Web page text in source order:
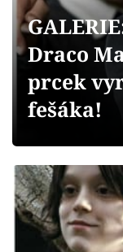
Videa
Sledujte
Sledujte nás
Draco
prcek
fešáka!